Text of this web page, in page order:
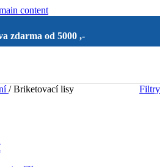
content
zdarma od 5000 ,-
/ Briketovací lisy Filtry